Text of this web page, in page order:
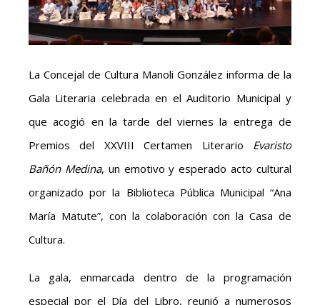
La Concejal de Cultura Manoli González informa de la
Gala Literaria celebrada en el Auditorio Municipal y
que acogió en la tarde del viernes la entrega de
Premios del XXVIII Certamen Literario Evaristo
Bañón Medina, un emotivo y esperado acto cultural
organizado por la Biblioteca Pública Municipal “Ana
María Matute”, con la colaboración con la Casa de
Cultura.
La gala, enmarcada dentro de la programación
especial por el Día del Libro, reunió a numerosos